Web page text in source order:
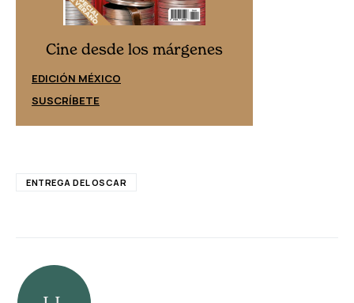
Cine desde los márgenes
EDICIÓN MÉXICO
SUSCRÍBETE
ENTREGA DEL OSCAR